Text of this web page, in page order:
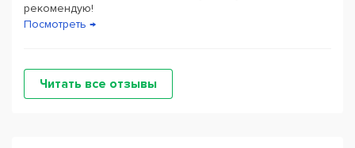
рекомендую!
Посмотреть →
Читать все отзывы